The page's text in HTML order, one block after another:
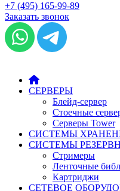
+7 (495) 165-99-89
Заказать звонок
СЕРВЕРЫ
Блейд-сервер
Стоечные
Серверы Tower
СИСТЕМЫ
СИСТЕМЫ
Стримеры
Ленточные
Картриджи
СЕТЕВОЕ